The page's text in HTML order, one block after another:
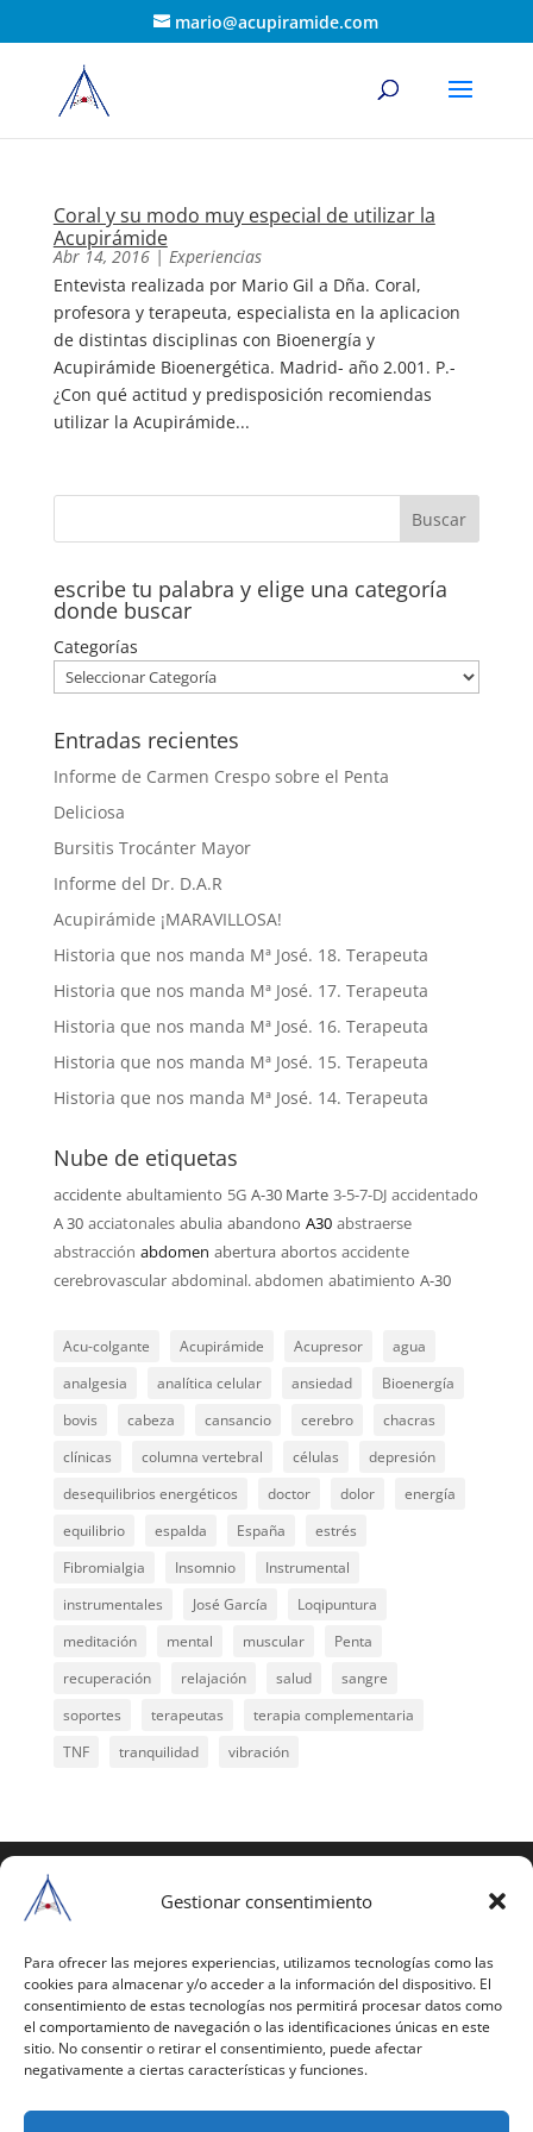
Gestionar consentimiento
Para ofrecer las mejores experiencias, utilizamos tecnologías como las
cookies para almacenar y/o acceder a la información del dispositivo. El
consentimiento de estas tecnologías nos permitirá procesar datos como
el comportamiento de navegación o las identificaciones únicas en este
sitio. No consentir o retirar el consentimiento, puede afectar
negativamente a ciertas características y funciones.
mario@acupiramide.com
Coral y su modo muy especial de utilizar la
Acupirámide
Abr 14, 2016| Experiencias
Entevista realizada por Mario Gil a Dña. Coral,
profesora y terapeuta, especialista en la aplicacion
de distintas disciplinas con Bioenergía y
Acupirámide Bioenergética. Madrid- año 2.001. P.-
¿Con qué actitud y predisposición recomiendas
utilizar la Acupirámide...
escribe tu palabra y elige una categoría
donde buscar
Categorías
Entradas recientes
Informe de Carmen Crespo sobre el Penta
Deliciosa
Bursitis Trocánter Mayor
Informe del Dr. D.A.R
Acupirámide ¡MARAVILLOSA!
Historia que nos manda Mª José. 18. Terapeuta
Historia que nos manda Mª José. 17. Terapeuta
Historia que nos manda Mª José. 16. Terapeuta
Historia que nos manda Mª José. 15. Terapeuta
Historia que nos manda Mª José. 14. Terapeuta
Nube de etiquetas
accidente abultamiento 5G A-30 Marte 3-5-7-DJ accidentado
A 30 acciatonales abulia abandono A30 abstraerse
abstracción abdomen abertura abortos accidente
cerebrovascular abdominal. abdomen abatimiento A-30
Acu-colgante Acupirámide Acupresor
agua
analgesia
analítica celular ansiedad
Bioenergía
bovis
cabeza cansancio cerebro
chacras
clínicas
columna vertebral células
depresión
desequilibrios energéticos
doctor dolor
energía
equilibrio
espalda España
estrés
Fibromialgia
Insomnio
Instrumental
instrumentales
José García
Loqipuntura
meditación
mental muscular
Penta
recuperación
relajación salud
sangre
soportes
terapeutas
terapia complementaria
TNF
tranquilidad vibración
reservados
estas páginas o parte de ellas, necesita pedir
autorización por escrito a Mario Gil Sánchez.
Todos los instrumentales están PATENTADOS.
Web inaugurada en 2002 (última actualización en